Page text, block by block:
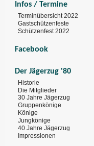
Infos / Termine
Terminübersicht 2022
Gastschützenfeste
Schützenfest 2022
Facebook
Der Jägerzug '80
Historie
Die Mitglieder
30 Jahre Jägerzug
Gruppenkönige
Könige
Jungkönige
40 Jahre Jägerzug
Impressionen